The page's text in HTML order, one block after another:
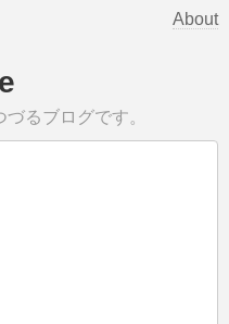
About
るブログです。